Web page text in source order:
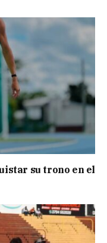
su trono en el